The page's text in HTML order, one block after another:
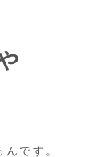
です。